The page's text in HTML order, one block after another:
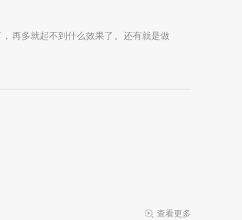
再多就起不到什么效果了。还有就是做
查看更多